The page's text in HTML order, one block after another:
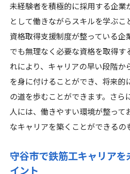
未経験者を積極的に採用する企業
として働きながらスキルを学ぶこ
資格取得支援制度が整っている企
でも無理なく必要な資格を取得す
れにより、キャリアの早い段階
を身に付けることができ、将来的
の道を歩むことができます。さら
人には、働きやすい環境が整って
なキャリアを築くことができるの
守谷市で鉄筋工キャリア